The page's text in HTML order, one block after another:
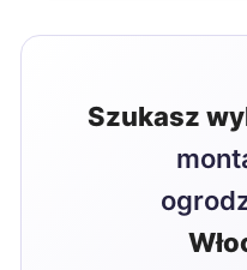
Szukasz